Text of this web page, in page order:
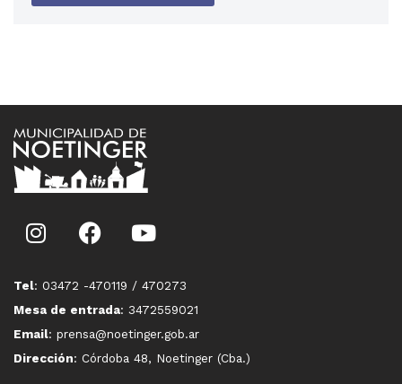
Tel: 03472 -470119 / 470273
Mesa de entrada: 3472559021
Email: prensa@noetinger.gob.ar
Dirección: Córdoba 48, Noetinger (Cba.)